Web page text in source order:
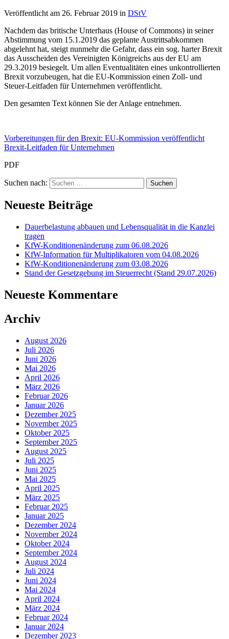
Veröffentlicht am 26. Februar 2019 in DStV
Nachdem das britische Unterhaus (House of Commons) in seiner
Abstimmung vom 15.1.2019 das geplante Austrittsabkommen
abgelehnt hat, steigt nunmehr die Gefahr, dass ein sog. harter Brexit
das Ausscheiden des Vereinigten Königreichs aus der EU am
29.3.2019 besiegelt. Um allen Eventualitäten eines unkontrollierten
Brexit vorzubeugen, hat die EU-Kommission einen Zoll- und
Steuer-Leitfaden für Unternehmen veröffentlicht.
Den gesamten Text können Sie der Anlage entnehmen.
Vorbereitungen für den Brexit: EU-Kommission veröffentlicht
Brexit-Leitfaden für Unternehmen
PDF
Suchen nach:
Neueste Beiträge
Dauerbelastung abbauen und Lebensqualität in die Kanzlei
tragen
KfW-Konditionenänderung zum 06.08.2026
KfW-Information für Multiplikatoren vom 04.08.2026
KfW-Konditionenänderung zum 03.08.2026
Stand der Gesetzgebung im Steuerrecht (Stand 29.07.2026)
Neueste Kommentare
Archiv
August 2026
Juli 2026
Juni 2026
Mai 2026
April 2026
März 2026
Februar 2026
Januar 2026
Dezember 2025
November 2025
Oktober 2025
September 2025
August 2025
Juli 2025
Juni 2025
Mai 2025
April 2025
März 2025
Februar 2025
Januar 2025
Dezember 2024
November 2024
Oktober 2024
September 2024
August 2024
Juli 2024
Juni 2024
Mai 2024
April 2024
März 2024
Februar 2024
Januar 2024
Dezember 2023